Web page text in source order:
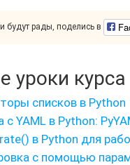
будут рады, поделись в
уроки
списков в Python
с YAML в Python:
в Python для
с помощью